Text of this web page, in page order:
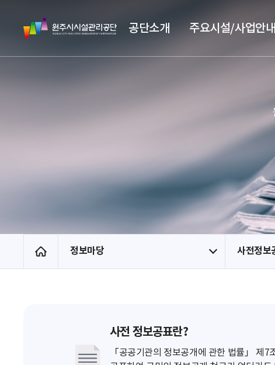
원
주
시
관
단
공단소개 주요시설/사업안내
홈 정보마당 사전정보
사전 정보공표란?
「공공기관의 정보공개에 관한 법률」 제